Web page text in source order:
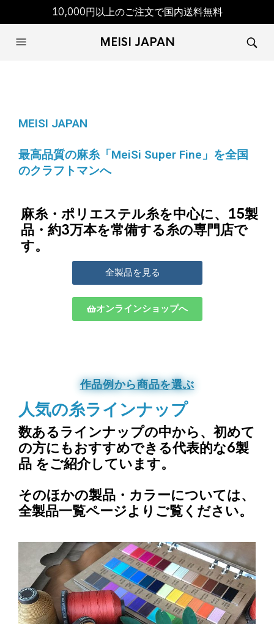
10,000円以上のご注文で国内送料無料
MEISI JAPAN
MEISI JAPAN
最高品質の麻糸「MeiSi Super Fine」を全国
のクラフトマンへ
麻糸・ポリエステル糸を中心に、15製
品・約3万本を常備する糸の専門店で
す。
全製品を見る
オンラインショップへ
作品例から商品を選ぶ
人気の糸ラインナップ
数あるラインナップの中から、 初めて
の方にもおすすめできる代表的な6製
品 をご紹介しています。
そのほかの製品・カラーについては、
全製品一覧ページよりご覧ください。